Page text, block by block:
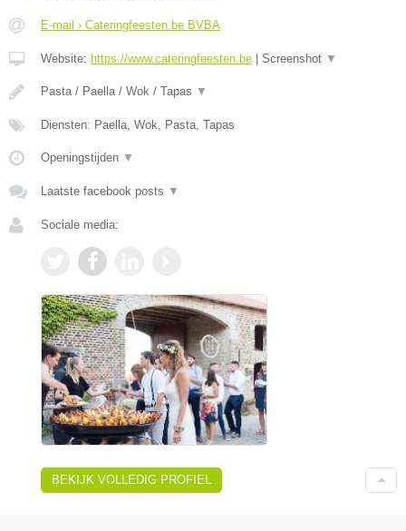
E-mail › Cateringfeesten.be BVBA
Website: https://www.cateringfeesten.be Screenshot ▼
Pasta / Paella / Wok / Tapas ▼
Diensten: Paella, Wok, Pasta, Tapas
Openingstijden ▼
Laatste facebook posts ▼
Sociale media:
BEKIJK VOLLEDIG PROFIEL